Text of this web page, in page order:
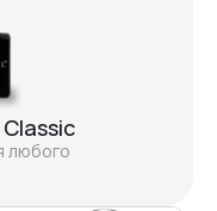
любого